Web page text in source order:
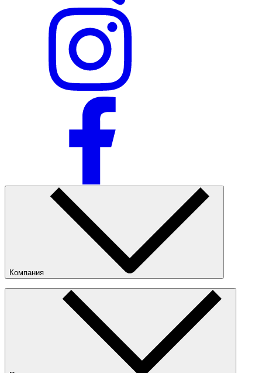
Компания
О компании
Наши магазины
Публичная оферта